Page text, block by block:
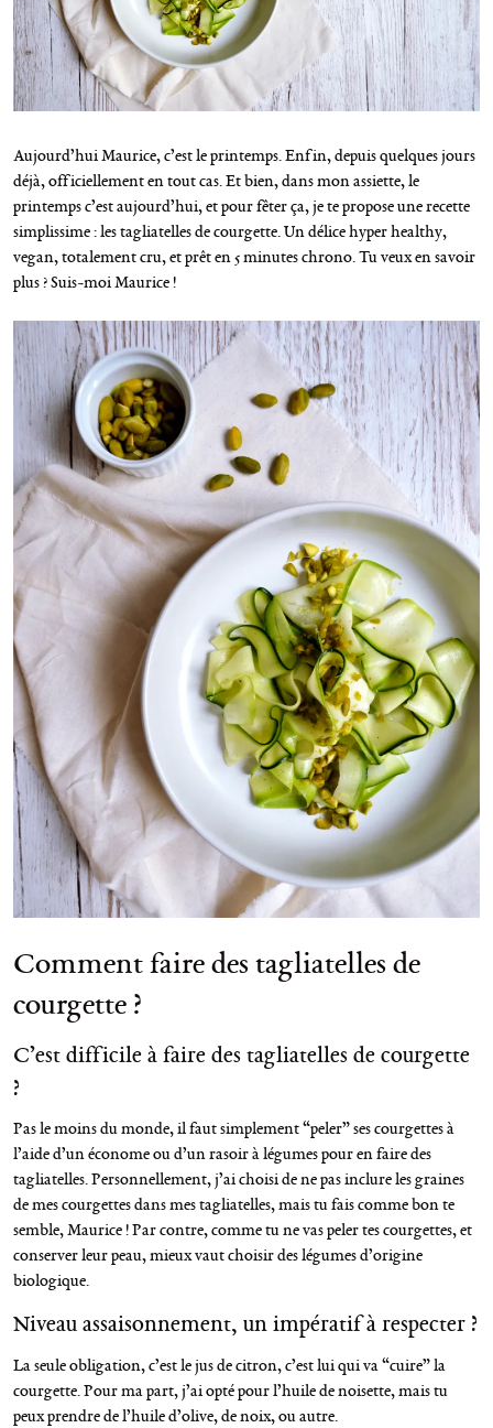
Aujourd’hui Maurice, c’est le printemps. Enfin, depuis quelques jours
déjà, officiellement en tout cas. Et bien, dans mon assiette, le
printemps c’est aujourd’hui, et pour fêter ça, je te propose une recette
simplissime : les tagliatelles de courgette. Un délice hyper healthy,
vegan, totalement cru, et prêt en 5 minutes chrono. Tu veux en savoir
plus ? Suis-moi Maurice !
Comment faire des tagliatelles de
courgette ?
C’est difficile à faire des tagliatelles de courgette
?
Pas le moins du monde, il faut simplement “peler” ses courgettes à
l’aide d’un économe ou d’un rasoir à légumes pour en faire des
tagliatelles. Personnellement, j’ai choisi de ne pas inclure les graines
de mes courgettes dans mes tagliatelles, mais tu fais comme bon te
semble, Maurice ! Par contre, comme tu ne vas peler tes courgettes, et
conserver leur peau, mieux vaut choisir des légumes d’origine
biologique.
Niveau assaisonnement, un impératif à respecter ?
La seule obligation, c’est le jus de citron, c’est lui qui va “cuire” la
courgette. Pour ma part, j’ai opté pour l’huile de noisette, mais tu
peux prendre de l’huile d’olive, de noix, ou autre.